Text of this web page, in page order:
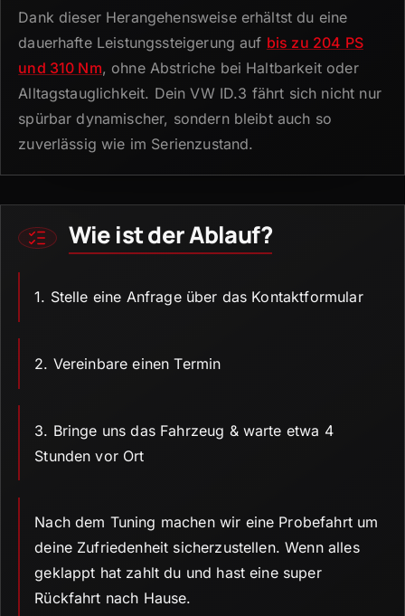
Dank dieser Herangehensweise erhältst du eine
dauerhafte Leistungssteigerung auf bis zu 204 PS
und 310 Nm, ohne Abstriche bei Haltbarkeit oder
Alltagstauglichkeit. Dein VW ID.3 fährt sich nicht nur
spürbar dynamischer, sondern bleibt auch so
zuverlässig wie im Serienzustand.
Wie ist der Ablauf?
1. Stelle eine Anfrage über das Kontaktformular
2. Vereinbare einen Termin
3. Bringe uns das Fahrzeug & warte etwa 4
Stunden vor Ort
Nach dem Tuning machen wir eine Probefahrt um
deine Zufriedenheit sicherzustellen. Wenn alles
geklappt hat zahlt du und hast eine super
Rückfahrt nach Hause.